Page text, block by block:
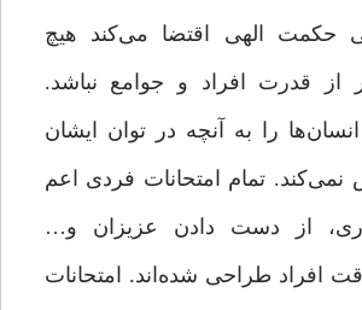
حکمت الهی اقتضا می‌کند هیچ
از قدرت افراد و جوامع نباشد.
را به آنچه در توان ایشان
نمی‌کند. تمام امتحانات فردی اعم
از دست دادن عزیزان و…
افراد طراحی شده‌اند. امتحانات